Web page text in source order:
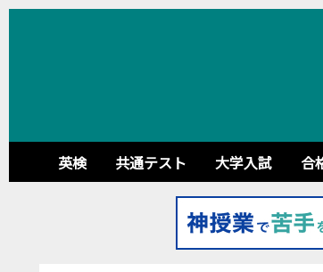
英検 共通テスト 大学入試 合